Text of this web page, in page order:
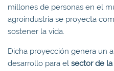
millones de personas en el
agroindustria se proyecta
sostener la vida.
Dicha proyección genera un
desarrollo para el sector de